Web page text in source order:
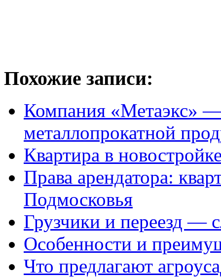
Похожие записи:
Компания «Метаэкс»
металлопрокатной
Квартира в
Права арендатора:
Подмосковья
Грузчики и переезд —
Особенности и
Что предлагают